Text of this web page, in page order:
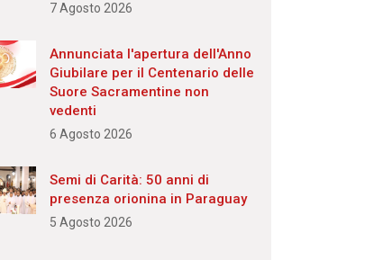
7 Agosto 2026
Annunciata l'apertura dell'Anno
Giubilare per il Centenario delle
Suore Sacramentine non
vedenti
6 Agosto 2026
Semi di Carità: 50 anni di
presenza orionina in Paraguay
5 Agosto 2026